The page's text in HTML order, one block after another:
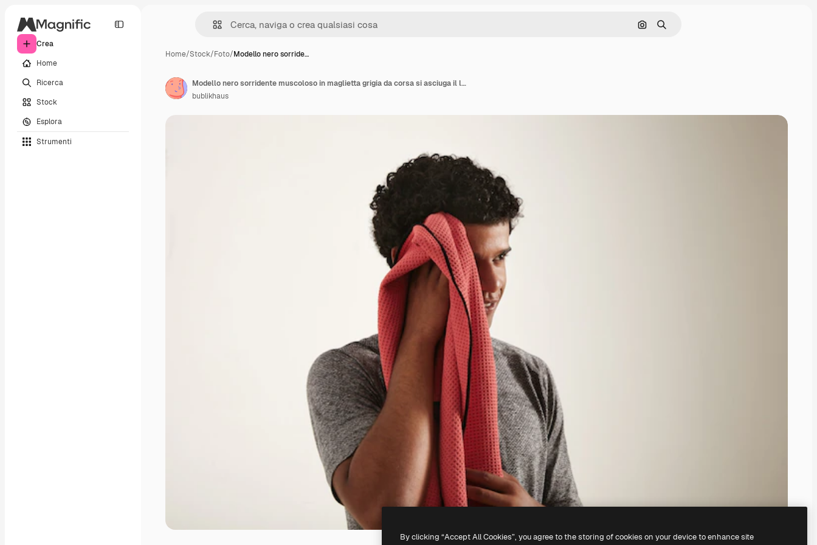
Crea
Home
Ricerca
Stock
Esplora
Strumenti
Cerca per immagine
Ricerca
Home/Stock/Foto/Modello nero sorride…
Modello nero sorridente muscoloso in maglietta grigia da corsa si asciuga il lato del viso con un asciugamano rosso che guarda lontano da
bublikhaus
By clicking “Accept All Cookies”, you agree to the storing of cookies on your device to enhance site